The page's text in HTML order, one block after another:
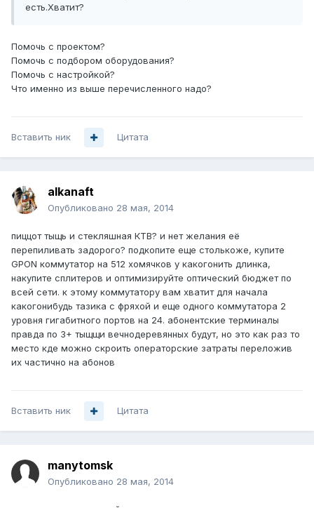
есть.Хватит?
Помочь с проектом?
Помочь с подбором оборудования?
Помочь с настройкой?
Что именно из выше перечисленного надо?
Вставить ник Цитата
alkanaft
Опубликовано 28 мая, 2014
пиццот тыщь и стекляшная КТВ? и нет желания её
перепиливать задорого? подкопите еще столькоже, купите
GPON коммутатор на 512 хомячков у какогонить длинка,
накупите сплитеров и оптимизируйте оптический бюджет по
всей сети. к этому коммутатору вам хватит для начала
какогонибудь тазика с фряхой и еще одного коммутатора 2
уровня гигабитного портов на 24. абонентские терминалы
правда по 3+ тыщщи вечнодеревянных будут, но это как раз то
место кде можно скроить операторские затраты переложив
их частично на абонов
Вставить ник Цитата
manytomsk
Опубликовано 28 мая, 2014